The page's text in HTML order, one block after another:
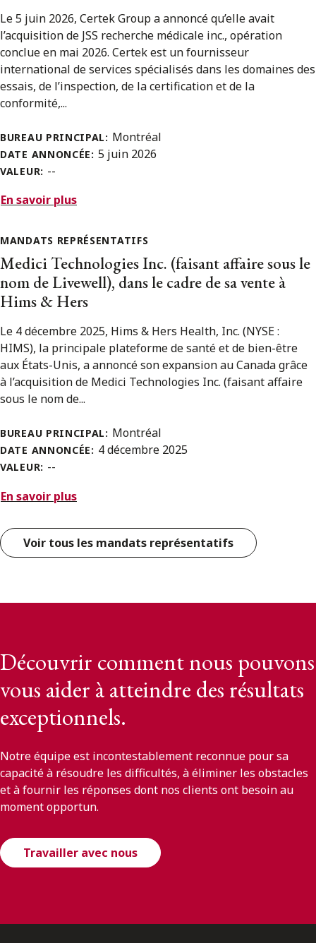
Le 5 juin 2026, Certek Group a annoncé qu’elle avait
l’acquisition de JSS recherche médicale inc., opération
conclue en mai 2026. Certek est un fournisseur
international de services spécialisés dans les domaines des
essais, de l’inspection, de la certification et de la
conformité,...
BUREAU PRINCIPAL: Montréal
DATE ANNONCÉE: 5 juin 2026
VALEUR: --
En savoir plus
MANDATS REPRÉSENTATIFS
Medici Technologies Inc. (faisant affaire sous le
nom de Livewell), dans le cadre de sa vente à
Hims & Hers
Le 4 décembre 2025, Hims & Hers Health, Inc. (NYSE :
HIMS), la principale plateforme de santé et de bien-être
aux États-Unis, a annoncé son expansion au Canada grâce
à l’acquisition de Medici Technologies Inc. (faisant affaire
sous le nom de...
BUREAU PRINCIPAL: Montréal
DATE ANNONCÉE: 4 décembre 2025
VALEUR: --
En savoir plus
Voir tous les mandats représentatifs
Découvrir comment nous pouvons
vous aider à atteindre des résultats
exceptionnels.
Notre équipe est incontestablement reconnue pour sa
capacité à résoudre les difficultés, à éliminer les obstacles
et à fournir les réponses dont nos clients ont besoin au
moment opportun.
Travailler avec nous